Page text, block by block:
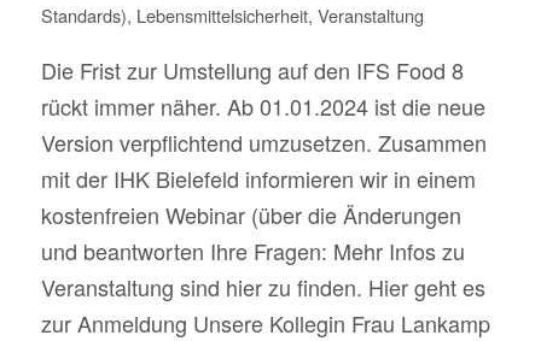
Standards), Lebensmittelsicherheit, Veranstaltung
Die Frist zur Umstellung auf den IFS Food 8
rückt immer näher. Ab 01.01.2024 ist die neue
Version verpflichtend umzusetzen. Zusammen
mit der IHK Bielefeld informieren wir in einem
kostenfreien Webinar (über die Änderungen
und beantworten Ihre Fragen: Mehr Infos zu
Veranstaltung sind hier zu finden. Hier geht es
zur Anmeldung Unsere Kollegin Frau Lankamp